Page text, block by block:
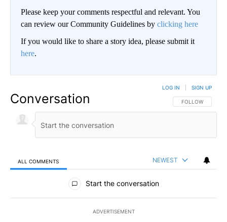
Please keep your comments respectful and relevant. You
can review our Community Guidelines by clicking here
If you would like to share a story idea, please submit it
here.
Conversation FOLLOW THIS
FOLLOW
LOG IN SIGN UP
ALL COMMENTS NEWEST
All Comments
Start the conversation
ADVERTISEMENT